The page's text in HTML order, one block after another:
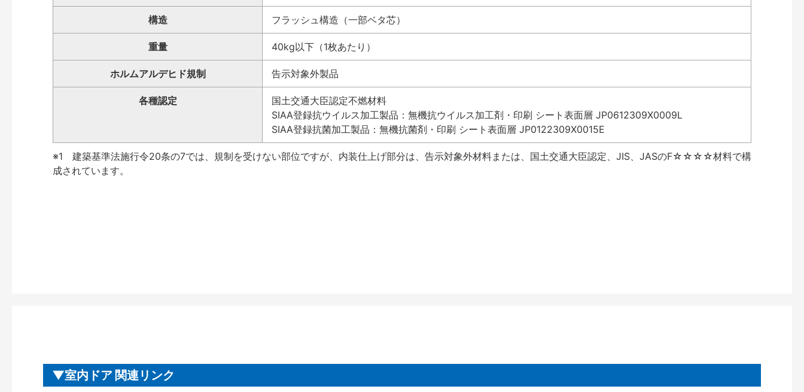
構造 フラッシュ構造（一部ベタ芯）
重量 40kg以下（1枚あたり）
ホルムアルデヒド規制 告示対象外製品
各種認定
国土交通大臣認定不燃材料
SIAA登録抗ウイルス加工製品：無機抗ウイルス加工剤・印刷 シート表面層 JP0612309X0009L
SIAA登録抗菌加工製品：無機抗菌剤・印刷 シート表面層 JP0122309X0015E
※1 建築基準法施行令20条の7では、規制を受けない部位ですが、内装仕上げ部分は、告示対象外材料または、国土交通大臣認定、JIS、JASのF☆☆☆☆材料で構
成されています。
室内ドア 関連リンク